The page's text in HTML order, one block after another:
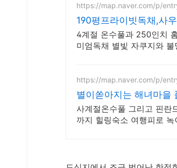
https://map.naver.com/p/
190평프라이빗독채,사
4계절 온수풀과 250인치
미엄독채 별빛 자쿠지와
https://map.naver.com/p/
별이쏟아지는 해녀마을
사계절온수풀 그리고 핀란
까지 힐링숙소 여행피로